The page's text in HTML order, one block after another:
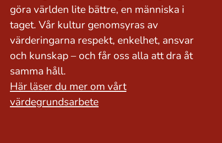
göra världen lite bättre, en människa i
taget. Vår kultur genomsyras av
värderingarna respekt, enkelhet, ansvar
och kunskap – och får oss alla att dra åt
samma håll.
Här läser du mer om vårt
värdegrundsarbete